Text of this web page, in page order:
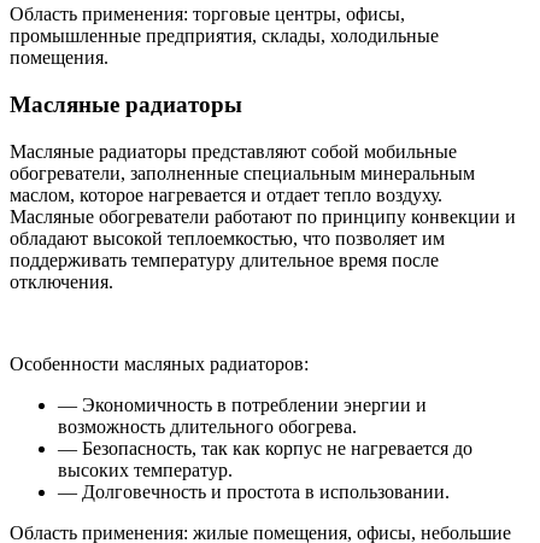
Область применения: торговые центры, офисы,
промышленные предприятия, склады, холодильные
помещения.
Масляные радиаторы
Масляные радиаторы представляют собой мобильные
обогреватели, заполненные специальным минеральным
маслом, которое нагревается и отдает тепло воздуху.
Масляные обогреватели работают по принципу конвекции и
обладают высокой теплоемкостью, что позволяет им
поддерживать температуру длительное время после
отключения.
Особенности масляных радиаторов:
— Экономичность в потреблении энергии и
возможность длительного обогрева.
— Безопасность, так как корпус не нагревается до
высоких температур.
— Долговечность и простота в использовании.
Область применения: жилые помещения, офисы, небольшие